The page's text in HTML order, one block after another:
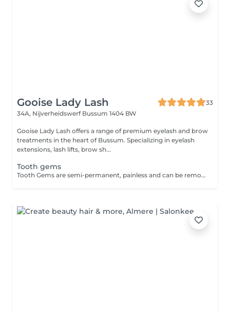
Gooise Lady Lash
33
34A, Nijverheidswerf Bussum 1404 BW
Gooise Lady Lash offers a range of premium eyelash and brow
treatments in the heart of Bussum. Specializing in eyelash
extensions, lash lifts, brow sh...
Tooth gems
Tooth Gems are semi-permanent, painless and can be removed anytime by your dentist. There is no drilling or pain involved. Toothgems are applied on top of the teeth with a special dental glue, similar to how braces are installed. The gems used are designed specifically for the teeth and are dental quality Crystals. Toothgems usually remain on the teeth from 2 months to 1 year or longer depending on your dental hygiene, eating habits, tooth structure & mouth flora. Tooth Gems are usually attached to real teeth. False teeth or veneers are possible but may not stay as long & residue needs a dentist to remove with polishers at an extra cost to you. I use Swarovski and Preciosa brand crystals. There is 1 month guarantee, which includes putting a new gem free of charge.